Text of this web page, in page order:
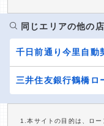
同じエリアの他の
千日前通り今里自動
三井住友銀行鶴橋ロ
1.本サイトの目的は、ロ